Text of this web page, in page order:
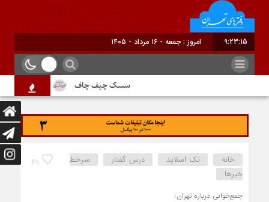
9:23:15 برا
سسک چیف چاف دم جنبانک ابلق
49 خانه تک اسلاید درس گفتار
سرخط
خبرها
جمع‌خوانی درباره تهران: